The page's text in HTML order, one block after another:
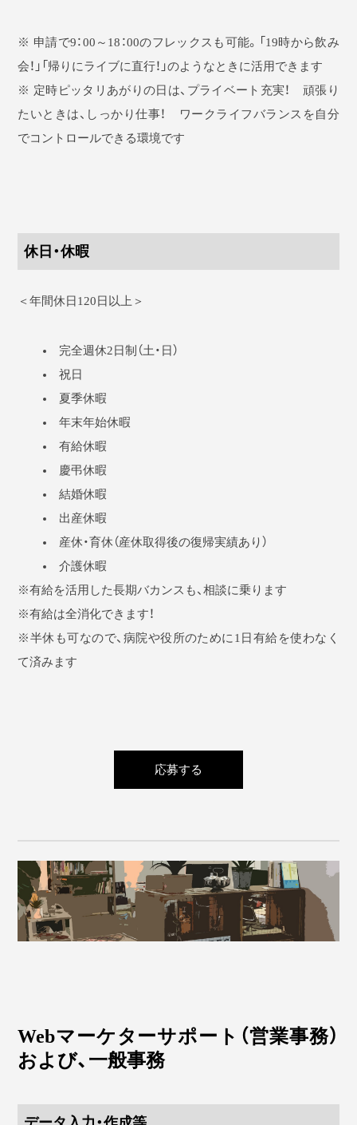
※ 申請で9：00～18：00のフレックスも可能。「19時から飲み
会！」「帰りにライブに直行！」のようなときに活用できます
※ 定時ピッタリあがりの日は、プライベート充実！ 頑張り
たいときは、しっかり仕事！ ワークライフバランスを自分
でコントロールできる環境です
休日・休暇
＜年間休日120日以上＞
完全週休2日制（土・日）
祝日
夏季休暇
年末年始休暇
有給休暇
慶弔休暇
結婚休暇
出産休暇
産休・育休（産休取得後の復帰実績あり）
介護休暇
※有給を活用した長期バカンスも、相談に乗ります
※有給は全消化できます！
※半休も可なので、病院や役所のために1日有給を使わなく
て済みます
応募する
Webマーケターサポート（営業事務）
および、一般事務